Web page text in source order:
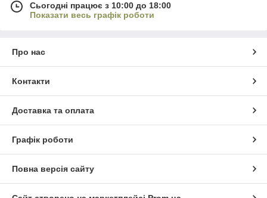
Сьогодні працює з 10:00 до 18:00
Показати весь графік роботи
Про нас
Контакти
Доставка та оплата
Графік роботи
Повна версія сайту